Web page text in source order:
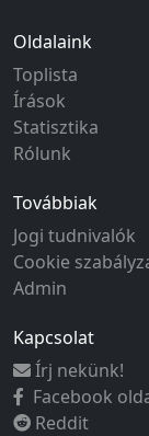
Oldalaink
Toplista
Írások
Statisztika
Rólunk
Továbbiak
Jogi tudnivalók
Cookie
Admin
Kapcsolat
Írj nekünk!
Facebook
Reddit